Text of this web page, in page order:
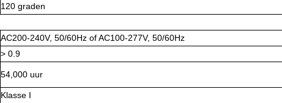
120 graden
AC200-240V, 50/60Hz of AC100-277V, 50/60Hz
> 0.9
54,000 uur
Klasse I